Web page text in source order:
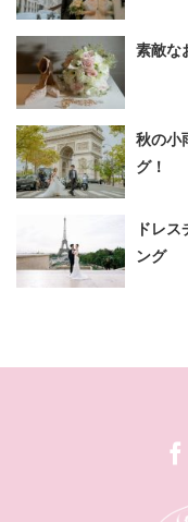
素敵な
秋の小
グ！
ドレ
ング